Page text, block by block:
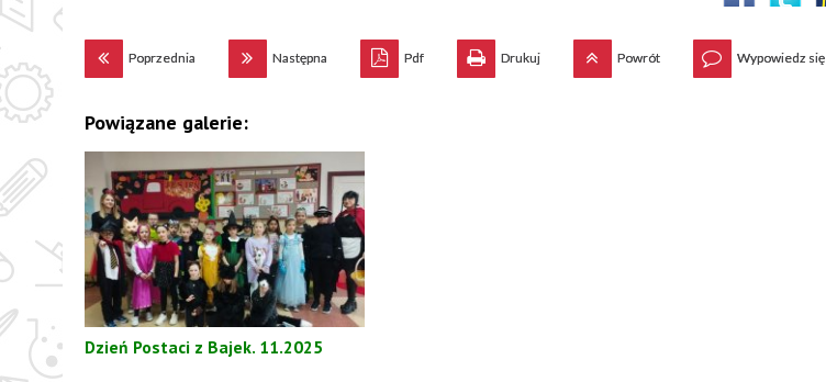
Poprzednia Następna Pdf Drukuj Powrót Wypowiedz się
Powiązane galerie:
Dzień Postaci z Bajek. 11.2025